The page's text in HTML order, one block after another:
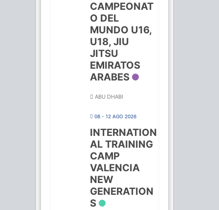
CAMPEONAT
O DEL
MUNDO U16,
U18, JIU
JITSU
EMIRATOS
ARABES
ABU DHABI
08 - 12 AGO 2026
INTERNATION
AL TRAINING
CAMP
VALENCIA
NEW
GENERATION
S